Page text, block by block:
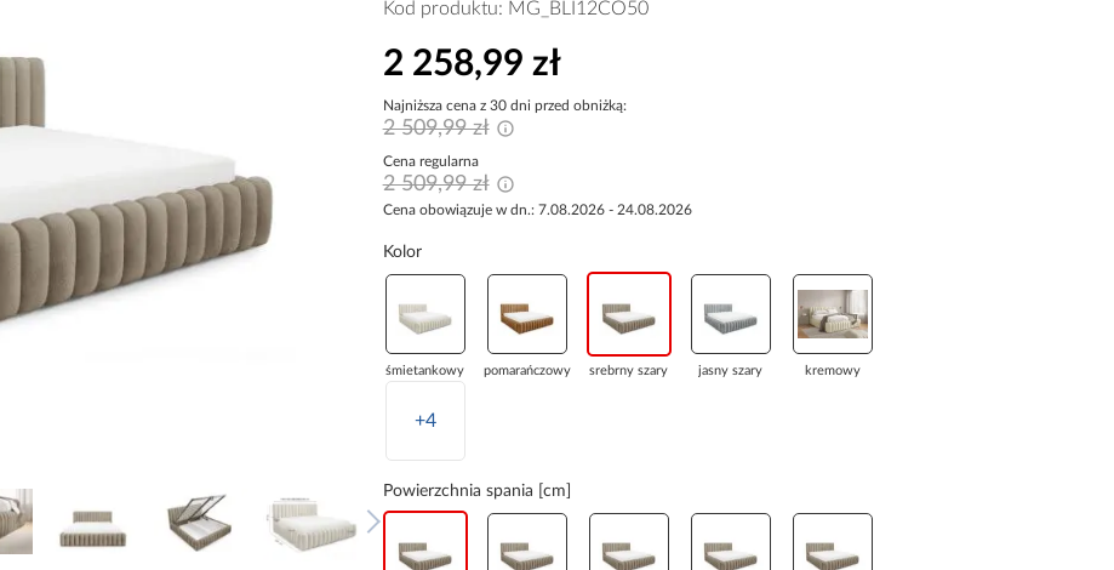
Kod produktu: MG_BLI12CO50
2 258,99 zł
Najniższa cena z 30 dni przed obniżką:
2 509,99 zł
Cena regularna
2 509,99 zł
Cena obowiązuje w dn.: 7.08.2026 - 24.08.2026
Kolor
śmietankowy pomarańczowy srebrny szary jasny szary kremowy
+4
Powierzchnia spania [cm]